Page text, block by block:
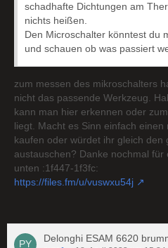
schadhafte Dichtungen am
nichts heißen.
Den Microschalter könntest du
und schauen ob was passiert
zum messen des mikroschalters
nicht das passende Werkzeug.
kann man hier erkennen oder
liegt. Macht es Sinn einfach
kaufen oder würdet ihr gleich den
austauschen? Danke nochmal
unten :1f447-1f3fc:
https://files.fm/u/vuswxu54j
Delonghi ESAM 6620